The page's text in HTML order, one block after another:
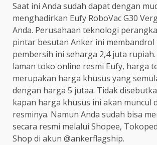
Saat ini Anda sudah dapat dengan
menghadirkan Eufy RoboVac G30
Anda. Perusahaan teknologi
pintar besutan Anker ini
pembersih ini seharga 2,4 juta
laman toko online resmi Eufy, harga
merupakan harga khusus yang
dengan harga 5 jutaa. Tidak
kapan harga khusus ini akan muncul
resminya. Namun Anda sudah bisa
secara resmi melalui Shopee,
Shop di akun @ankerflagship.